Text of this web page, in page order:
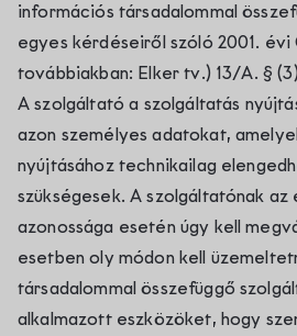
információs társadalommal
egyes kérdéseiről szóló 2001.
továbbiakban: Elker tv.) 13/A. §
A szolgáltató a szolgáltatás
azon személyes adatokat,
nyújtásához technikailag
szükségesek. A szolgáltatónak
azonossága esetén úgy kell
esetben oly módon kell
társadalommal összefüggő
alkalmazott eszközöket, hogy